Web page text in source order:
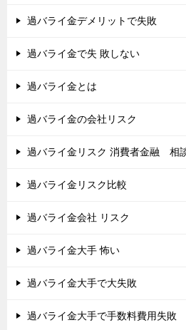
過バライ金デメリットで失敗
過バライ金で失 敗しない
過バライ金とは
過バライ金の会社リスク
過バライ金リスク 消費者金融 相
過バライ金リスク比較
過バライ金会社 リスク
過バライ金大手 怖い
過バライ金大手で大失敗
過バライ金大手で手数料費用失敗